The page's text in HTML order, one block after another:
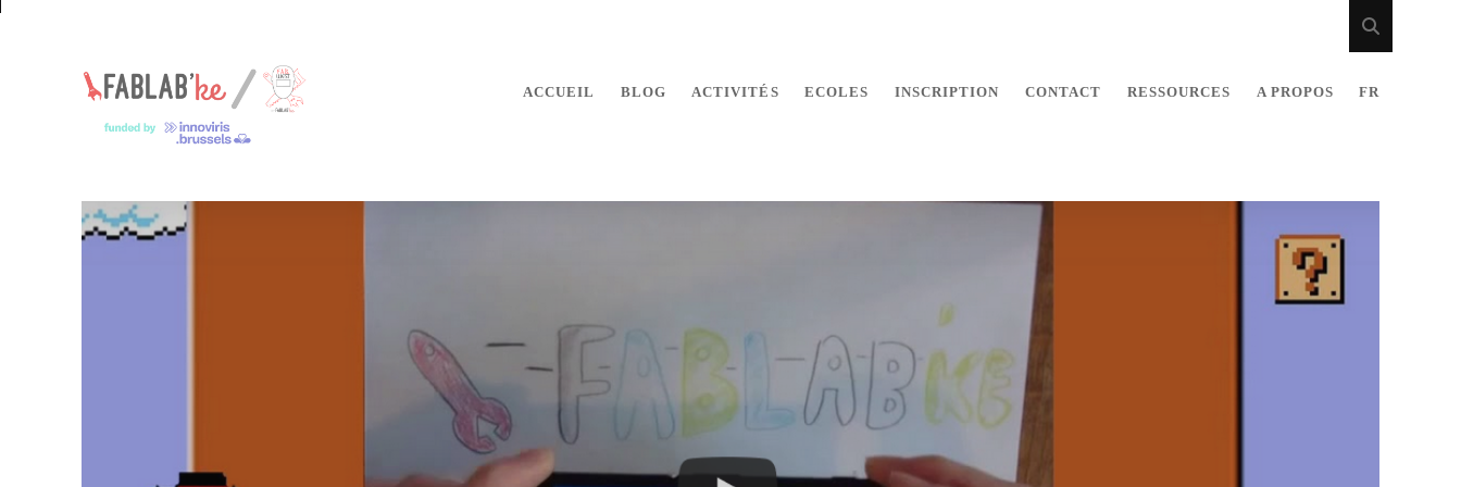
ACCUEIL BLOG ACTIVITÉS ECOLES INSCRIPTION CONTACT RESSOURCES A PROPOS FR